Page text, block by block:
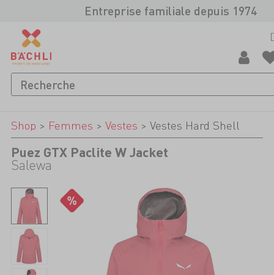
Entreprise familiale depuis 1974
Shop > Femmes > Vestes > Vestes Hard Shell
Puez GTX Paclite W Jacket
Salewa